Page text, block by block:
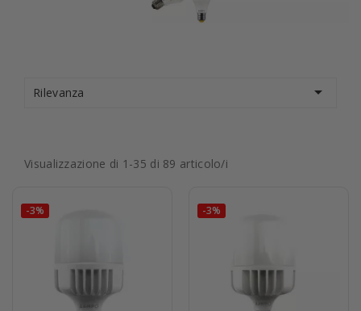
Rilevanza 
Visualizzazione di 1-35 di 89 articolo/i
-3% -3%